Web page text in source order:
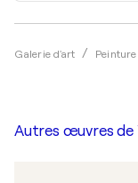
Galerie d'art Peinture
Autres œuvres de